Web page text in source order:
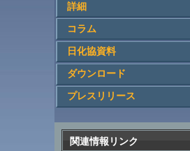
詳細
コラム
日化協資料
ダウンロード
プレスリリース
関連情報リンク